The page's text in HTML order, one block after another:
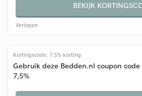
BEKIJK
Verlopen
Kortingscode: 7,5% korting
Gebruik deze Bedden.nl coupon
7,5%